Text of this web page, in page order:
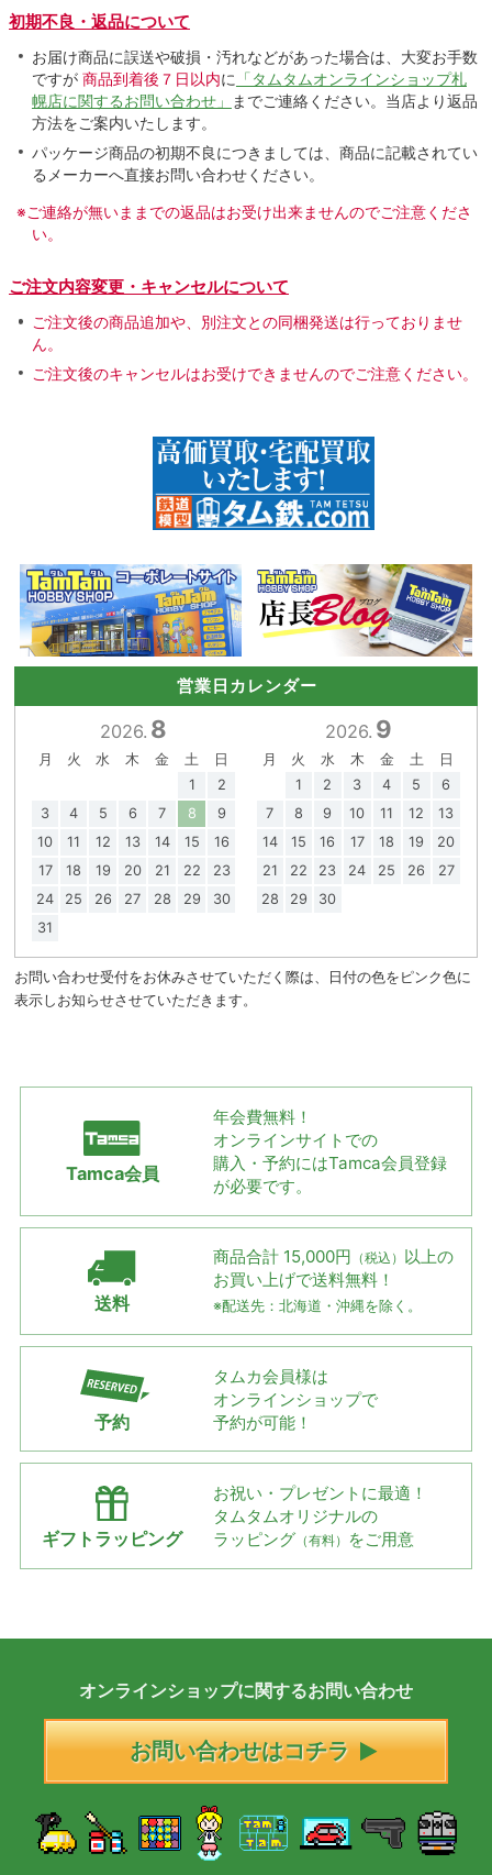
初期不良・返品について
お届け商品に誤送や破損・汚れなどがあった場合は、大変お手数
ですが 商品到着後７日以内に 「タムタムオンラインショップ札
幌店に関するお問い合わせ」
までご連絡ください。当店より返品
方法をご案内いたします。
パッケージ商品の初期不良につきましては、商品に記載されてい
るメーカーへ直接お問い合わせください。
※ご連絡が無いままでの返品はお受け出来ませんのでご注意くださ
い。
ご注文内容変更・キャンセルについて
ご注文後の商品追加や、別注文との同梱発送は行っておりませ
ん。
ご注文後のキャンセルはお受けできませんのでご注意ください。
営業日カレンダー
2026. 8
月 火 水 木 金 土
日
1
2
3
4 5 6 7 8
9
10
11 12 13 14 15
16
17
18 19 20 21 22
23
24
25 26 27 28 29
30
31
2026. 9
月 火 水 木 金 土
日
1
2 3 4 5
6
7
8 9 10 11 12
13
14
15 16 17 18 19
20
21
22 23 24 25 26
27
28
29 30
お問い合わせ受付をお休みさせていただく際は、日付の色をピンク色に
表示しお知らせさせていただきます。
Tamca会員
年会費無料！
オンラインサイトでの
購入・予約にはTamca会員登録
が必要です。
送料
商品合計 15,000円 （税込） 以上の
お買い上げで送料無料！
※配送先：北海道・沖縄を除く。
予約
タムカ会員様は
オンラインショップで
予約が可能！
ギフトラッピング
お祝い・プレゼントに最適！
タムタムオリジナルの
ラッピング （有料） をご用意
オンラインショップに関するお問い合わせ
お問い合わせはコチラ